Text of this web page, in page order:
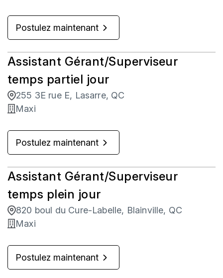
Postulez maintenant
Assistant Gérant/Superviseur
temps partiel jour
255 3E rue E, Lasarre, QC
Maxi
Postulez maintenant
Assistant Gérant/Superviseur
temps plein jour
820 boul du Cure-Labelle, Blainville, QC
Maxi
Postulez maintenant